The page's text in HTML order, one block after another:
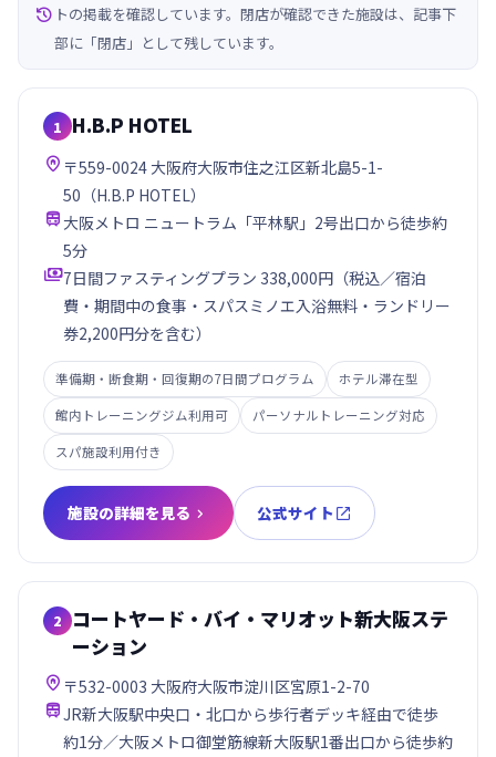
 トの掲載を確認しています。閉店が確認できた施設は、記事下
部に「閉店」として残しています。
1 H.B.P HOTEL
 〒559-0024 大阪府大阪市住之江区新北島5-1-
50（H.B.P HOTEL）
大阪メトロ ニュートラム「平林駅」2号出口から徒歩約
5分
7日間ファスティングプラン 338,000円（税込／宿泊
費・期間中の食事・スパスミノエ入浴無料・ランドリー
券2,200円分を含む）
準備期・断食期・回復期の7日間プログラム ホテル滞在型
館内トレーニングジム利用可 パーソナルトレーニング対応
スパ施設利用付き
施設の詳細を見る  公式サイト 
2 コートヤード・バイ・マリオット新大阪ステ
ーション
 〒532-0003 大阪府大阪市淀川区宮原1-2-70
JR新大阪駅中央口・北口から歩行者デッキ経由で徒歩
約1分／大阪メトロ御堂筋線新大阪駅1番出口から徒歩約